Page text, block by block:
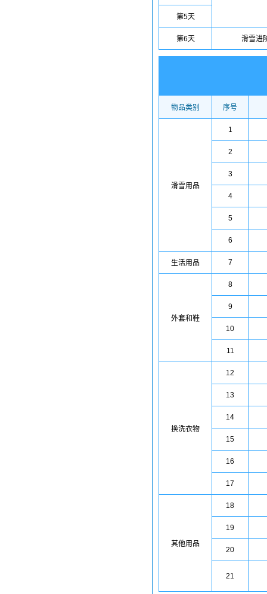
第5天
第6天 滑雪进
物品类别 序号
滑雪用品
1
2
3
4
5
6
生活用品 7
外套和鞋
8
9
10
11
换洗衣物
12
13
14
15
16
17
其他用品
18
19
20
21